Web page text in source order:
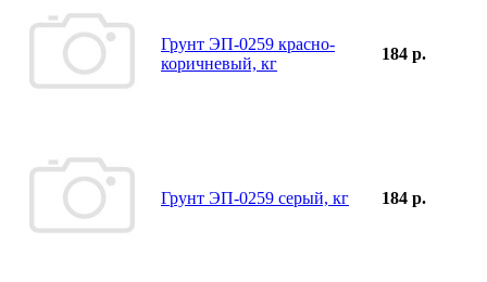
Грунт ЭП-0259 красно-
коричневый, кг
184 р.
Грунт ЭП-0259 серый, кг 184 р.